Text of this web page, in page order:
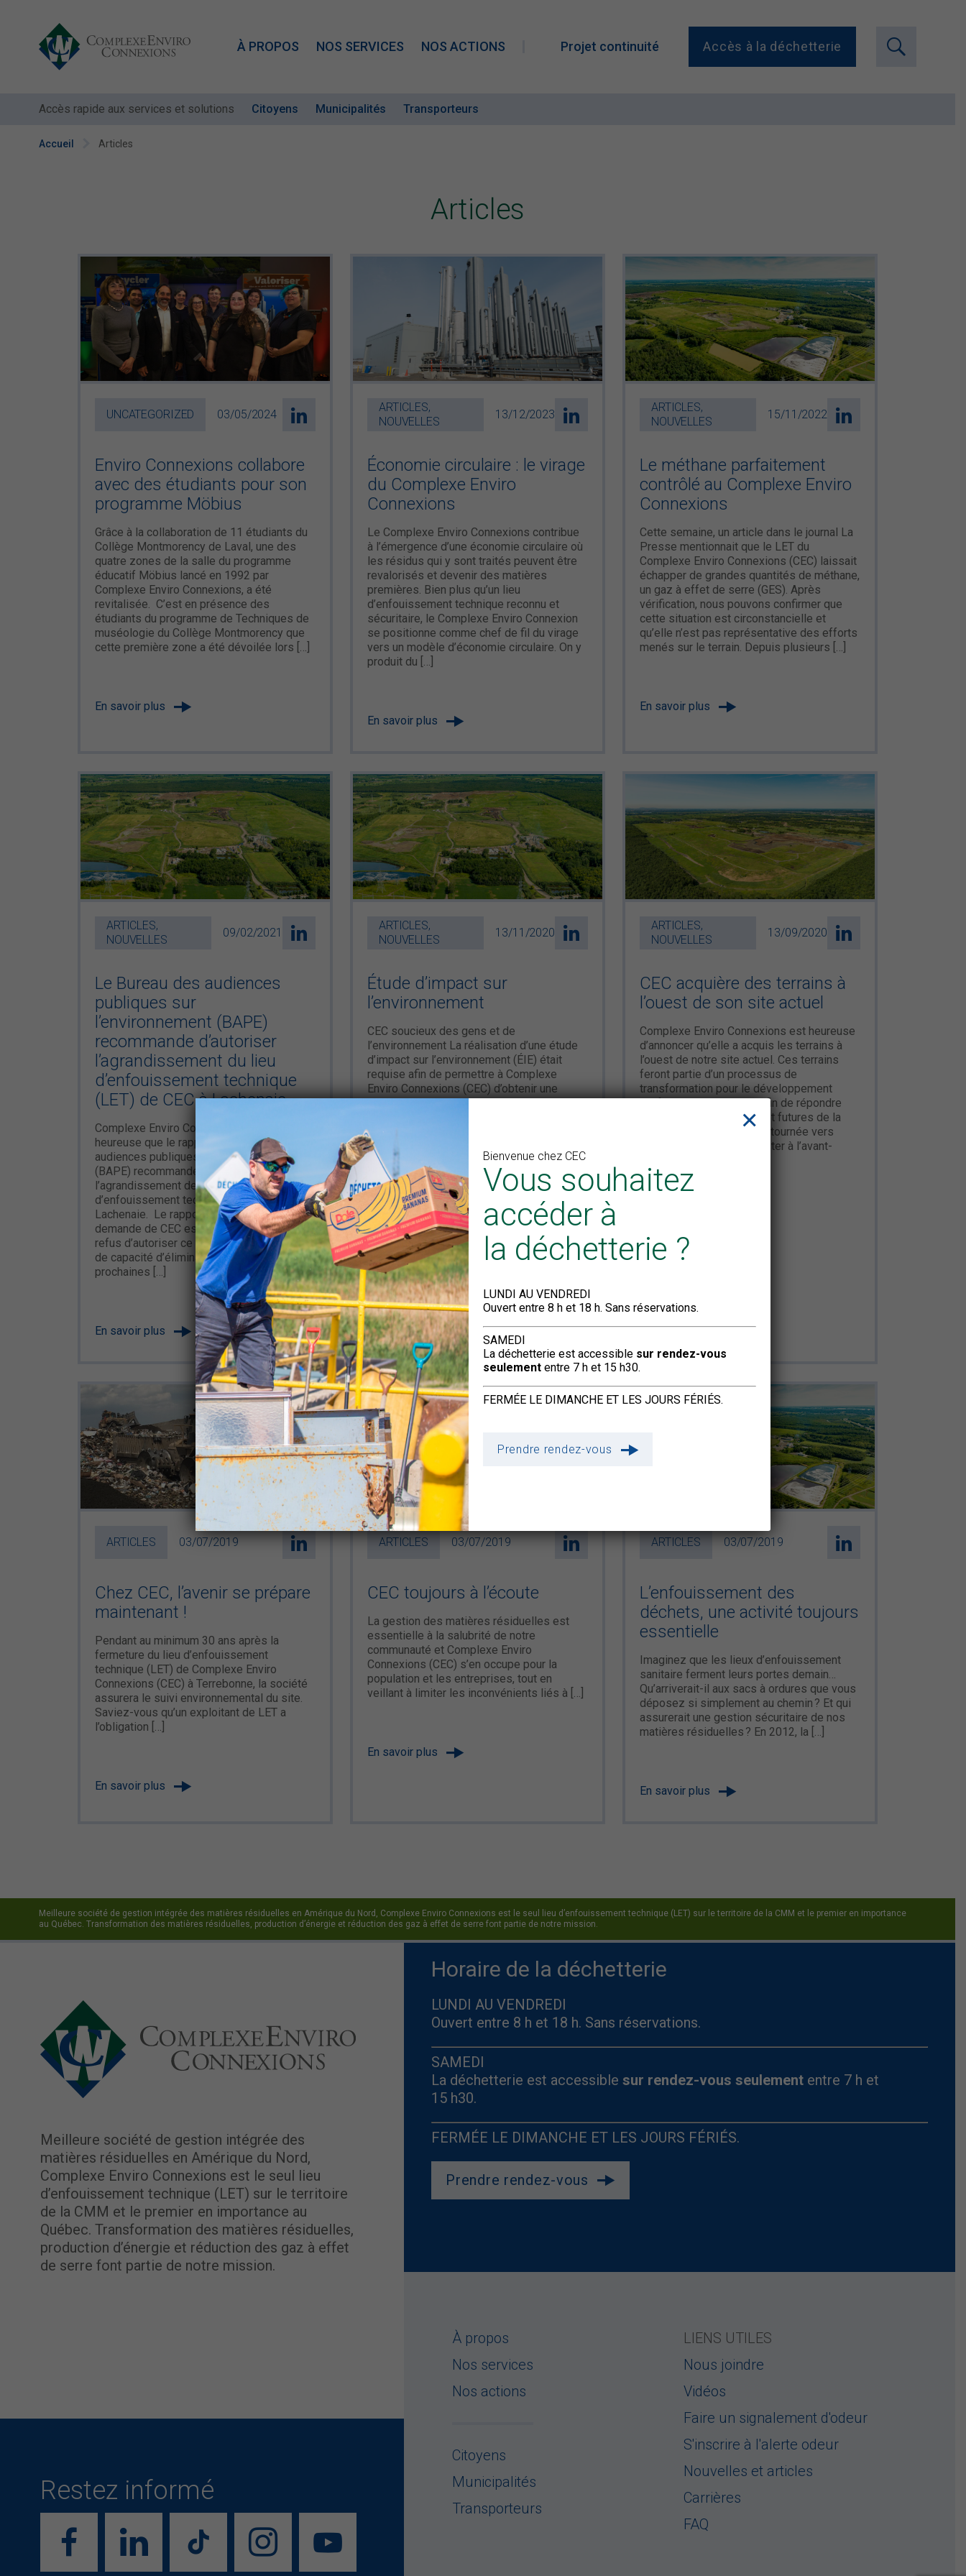
À PROPOS NOS SERVICES NOS ACTIONS Projet continuité Accès à la déchetterie
Accès rapide aux services et solutions Citoyens Municipalités Transporteurs
Accueil Articles
Articles
UNCATEGORIZED 03/05/2024
Enviro Connexions collabore
avec des étudiants pour son
programme Möbius
Grâce à la collaboration de 11 étudiants du
Collège Montmorency de Laval, une des
quatre zones de la salle du programme
éducatif Möbius lancé en 1992 par
Complexe Enviro Connexions, a été
revitalisée. C’est en présence des
étudiants du programme de Techniques de
muséologie du Collège Montmorency que
cette première zone a été dévoilée lors […]
En savoir plus
ARTICLES,
NOUVELLES
13/12/2023
Économie circulaire : le virage
du Complexe Enviro
Connexions
Le Complexe Enviro Connexions contribue
à l’émergence d’une économie circulaire où
les résidus qui y sont traités peuvent être
revalorisés et devenir des matières
premières. Bien plus qu’un lieu
d’enfouissement technique reconnu et
sécuritaire, le Complexe Enviro Connexion
se positionne comme chef de fil du virage
vers un modèle d’économie circulaire. On y
produit du […]
En savoir plus
ARTICLES,
NOUVELLES
15/11/2022
Le méthane parfaitement
contrôlé au Complexe Enviro
Connexions
Cette semaine, un article dans le journal La
Presse mentionnait que le LET du
Complexe Enviro Connexions (CEC) laissait
échapper de grandes quantités de méthane,
un gaz à effet de serre (GES). Après
vérification, nous pouvons confirmer que
cette situation est circonstancielle et
qu’elle n’est pas représentative des efforts
menés sur le terrain. Depuis plusieurs […]
En savoir plus
ARTICLES,
NOUVELLES
09/02/2021
Le Bureau des audiences
publiques sur
l’environnement (BAPE)
recommande d’autoriser
l’agrandissement du lieu
d’enfouissement technique
(LET) de CEC à Lachenaie.
Complexe Enviro Connexions (CEC) est
heureuse que le rapport du Bureau des
audiences publiques sur l’environnement
(BAPE) recommande d’autoriser
l’agrandissement de notre lieu
d’enfouissement technique (LET) à
Lachenaie. Le rapport indique que la
demande de CEC est justifiée et que tout
refus d’autoriser ce projet créerait un déficit
de capacité d’élimination au cours des
prochaines […]
En savoir plus
ARTICLES,
NOUVELLES
13/11/2020
Étude d’impact sur
l’environnement
CEC soucieux des gens et de
l’environnement La réalisation d’une étude
d’impact sur l’environnement (ÉIE) était
requise afin de permettre à Complexe
Enviro Connexions (CEC) d’obtenir une
autorisation gouvernementale pour
En savoir plus
ARTICLES,
NOUVELLES
13/09/2020
CEC acquière des terrains à
l’ouest de son site actuel
Complexe Enviro Connexions est heureuse
d’annoncer qu’elle a acquis les terrains à
l’ouest de notre site actuel. Ces terrains
feront partie d’un processus de
transformation pour le développement
d’infrastructures vertes afin de répondre
aux demandes actuelles et futures de la
société. La vision de CEC tournée vers
l’avenir lui a permis de rester à l’avant-
ARTICLES 03/07/2019
Chez CEC, l’avenir se prépare
maintenant !
Pendant au minimum 30 ans après la
fermeture du lieu d’enfouissement
technique (LET) de Complexe Enviro
Connexions (CEC) à Terrebonne, la société
assurera le suivi environnemental du site.
Saviez-vous qu’un exploitant de LET a
l’obligation […]
En savoir plus
ARTICLES 03/07/2019
CEC toujours à l’écoute
La gestion des matières résiduelles est
essentielle à la salubrité de notre
communauté et Complexe Enviro
Connexions (CEC) s’en occupe pour la
population et les entreprises, tout en
veillant à limiter les inconvénients liés à […]
En savoir plus
ARTICLES 03/07/2019
L’enfouissement des
déchets, une activité toujours
essentielle
Imaginez que les lieux d’enfouissement
sanitaire ferment leurs portes demain…
Qu’arriverait-il aux sacs à ordures que vous
déposez si simplement au chemin ? Et qui
assurerait une gestion sécuritaire de nos
matières résiduelles ? En 2012, la […]
En savoir plus
Meilleure société de gestion intégrée des matières résiduelles en Amérique du Nord, Complexe Enviro Connexions est le seul lieu d’enfouissement technique (LET) sur le territoire de la CMM et le premier en importance
au Québec. Transformation des matières résiduelles, production d’énergie et réduction des gaz à effet de serre font partie de notre mission.
Meilleure société de gestion intégrée des
matières résiduelles en Amérique du Nord,
Complexe Enviro Connexions est le seul lieu
d’enfouissement technique (LET) sur le territoire
de la CMM et le premier en importance au
Québec. Transformation des matières résiduelles,
production d’énergie et réduction des gaz à effet
de serre font partie de notre mission.
Restez informé
Horaire de la déchetterie
LUNDI AU VENDREDI
Ouvert entre 8 h et 18 h. Sans réservations.
SAMEDI
La déchetterie est accessiblesur rendez-vous seulement entre 7 h et
15 h30.
FERMÉE LE DIMANCHE ET LES JOURS FÉRIÉS.
Prendre rendez-vous
À propos
Nos services
Nos actions
Citoyens
Municipalités
Transporteurs
LIENS UTILES
Nous joindre
Vidéos
Faire un signalement d'odeur
S'inscrire à l'alerte odeur
Nouvelles et articles
Carrières
FAQ
Bienvenue chez CEC
Vous souhaitez
accéder à
la déchetterie ?
LUNDI AU VENDREDI
Ouvert entre 8 h et 18 h. Sans réservations.
SAMEDI
La déchetterie est accessible sur rendez-vous
seulement entre 7 h et 15 h30.
FERMÉE LE DIMANCHE ET LES JOURS FÉRIÉS.
Prendre rendez-vous
×